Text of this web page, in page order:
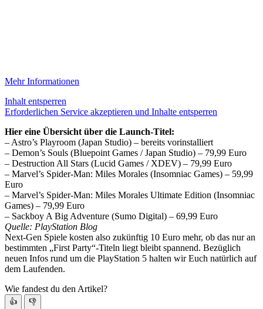
Mehr Informationen
Inhalt entsperren
Erforderlichen Service akzeptieren und Inhalte entsperren
Hier eine Übersicht über die Launch-Titel:
– Astro’s Playroom (Japan Studio) – bereits vorinstalliert
– Demon’s Souls (Bluepoint Games / Japan Studio) – 79,99 Euro
– Destruction All Stars (Lucid Games / XDEV) – 79,99 Euro
– Marvel’s Spider-Man: Miles Morales (Insomniac Games) – 59,99
Euro
– Marvel’s Spider-Man: Miles Morales Ultimate Edition (Insomniac
Games) – 79,99 Euro
– Sackboy A Big Adventure (Sumo Digital) – 69,99 Euro
Quelle: PlayStation Blog
Next-Gen Spiele kosten also zukünftig 10 Euro mehr, ob das nur an
bestimmten „First Party“-Titeln liegt bleibt spannend. Bezüglich
neuen Infos rund um die PlayStation 5 halten wir Euch natürlich auf
dem Laufenden.
Wie fandest du den Artikel?
👍 👎